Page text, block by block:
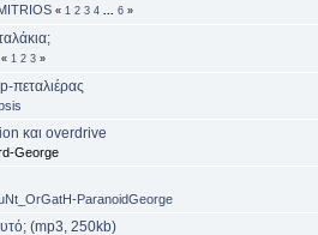
« 1 2 3 4 6 »
« 1 2 3 »
πεταλιέρας
και overdrive
George
ParanoidGeorge
(mp3, 250kb)